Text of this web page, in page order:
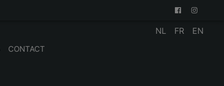
CONTACT
NL FR EN